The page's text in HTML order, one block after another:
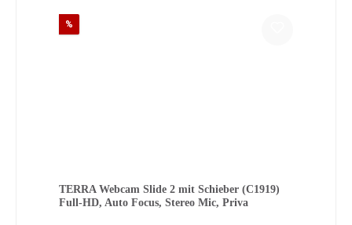
%Rabatt
TERRA Webcam Slide 2 mit Schieber (C1919)
Full-HD, Auto Focus, Stereo Mic, Priva